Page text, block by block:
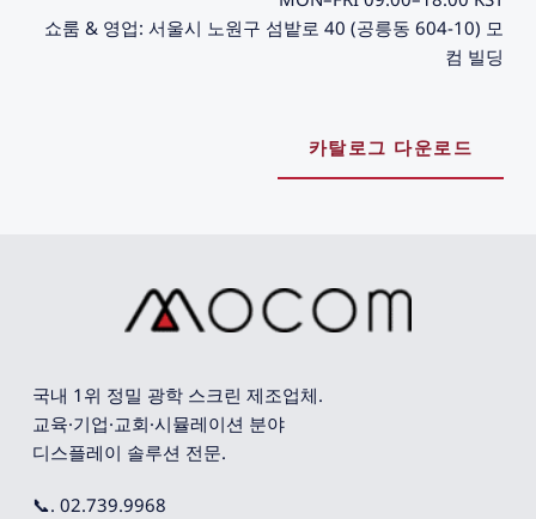
쇼룸 & 영업: 서울시 노원구 섬밭로 40 (공릉동 604-10) 모
컴 빌딩
카탈로그 다운로드
국내 1위 정밀 광학 스크린 제조업체.
교육·기업·교회·시뮬레이션 분야
디스플레이 솔루션 전문.
📞. 02.739.9968